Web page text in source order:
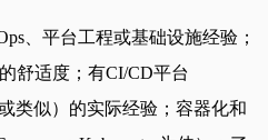
、平台工程或基础设施经验；
舒适度；有CI/CD平台
类似）的实际经验；容器化和